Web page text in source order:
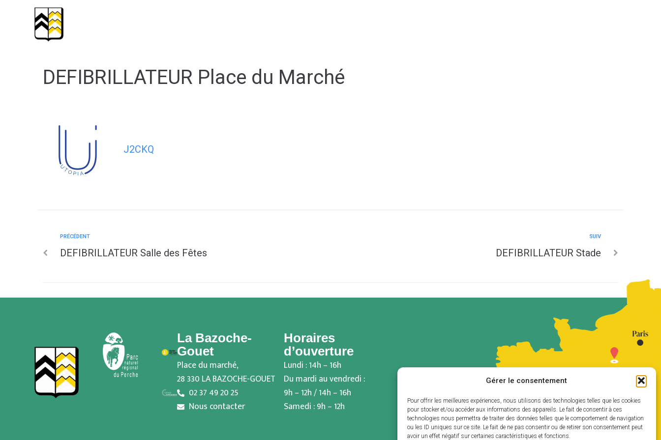
Gérer le consentement
Pour offrir les meilleures expériences, nous utilisons des technologies telles que les cookies
pour stocker et/ou accéder aux informations des appareils. Le fait de consentir à ces
technologies nous permettra de traiter des données telles que le comportement de navigation
ou les ID uniques sur ce site. Le fait de ne pas consentir ou de retirer son consentement peut
avoir un effet négatif sur certaines caractéristiques et fonctions.
DEFIBRILLATEUR Place du Marché
J2CKQ
PRÉCÉDENT
DEFIBRILLATEUR Salle des Fêtes
SUIV
DEFIBRILLATEUR Stade
La Bazoche-
Gouet
Place du marché,
28 330 LA BAZOCHE-GOUET
02 37 49 20 25
Nous contacter
Horaires
d’ouverture
Lundi : 14h – 16h
Du mardi au vendredi :
9h – 12h / 14h – 16h
Samedi : 9h – 12h